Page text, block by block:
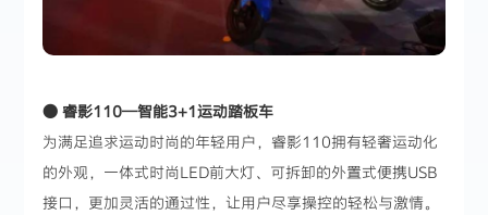
● 睿影110—智能3+1运动踏板车
为满足追求运动时尚的年轻用户，睿影110拥有轻奢运动化
的外观，一体式时尚LED前大灯、可拆卸的外置式便携USB
接口，更加灵活的通过性，让用户尽享操控的轻松与激情。